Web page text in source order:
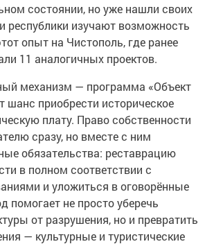
состоянии, но уже нашли своих
республики изучают возможность
опыт на Чистополь, где ранее
11 аналогичных проектов.
механизм — программа «Объект
шанс приобрести историческое
плату. Право собственности
сразу, но вместе с ним
обязательства: реставрацию
в полном соответствии с
и уложиться в оговорённые
помогает не просто уберечь
от разрушения, но и превратить
— культурные и туристические